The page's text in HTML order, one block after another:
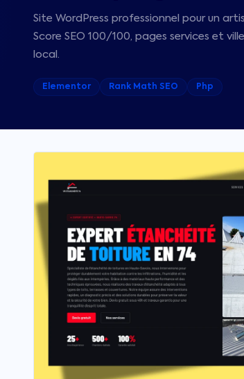
Site WordPress professionnel pour un
Score SEO 100/100, pages services et
local.
Elementor Rank Math SEO Php